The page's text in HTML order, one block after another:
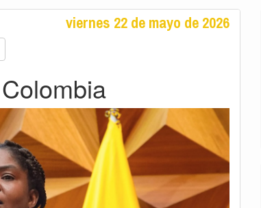
viernes 22 de mayo de 2026